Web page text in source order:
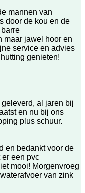
mannen van
door de kou en de
maar jawel hoor en
service en advies
genieten!
al jaren bij
en nu bij ons
plus schuur.
en bedankt voor de
er een pvc
mooi! Morgenvroeg
van zink